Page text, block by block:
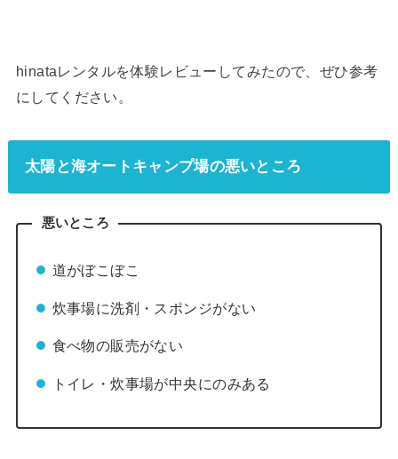
hinataレンタルを体験レビューしてみたので、ぜひ参考
にしてください。
太陽と海オートキャンプ場の悪いところ
悪いところ
道がぼこぼこ
炊事場に洗剤・スポンジがない
食べ物の販売がない
トイレ・炊事場が中央にのみある